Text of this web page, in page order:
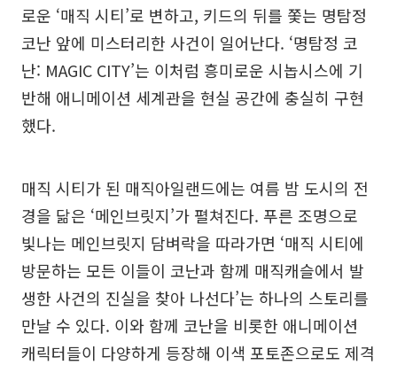
로운 ‘매직 시티’로 변하고, 키드의 뒤를 쫓는 명탐정
코난 앞에 미스터리한 사건이 일어난다. ‘명탐정 코
난: MAGIC CITY’는 이처럼 흥미로운 시놉시스에 기
반해 애니메이션 세계관을 현실 공간에 충실히 구현
했다.
매직 시티가 된 매직아일랜드에는 여름 밤 도시의 전
경을 닮은 ‘메인브릿지’가 펼쳐진다. 푸른 조명으로
빛나는 메인브릿지 담벼락을 따라가면 ‘매직 시티에
방문하는 모든 이들이 코난과 함께 매직캐슬에서 발
생한 사건의 진실을 찾아 나선다’는 하나의 스토리를
만날 수 있다. 이와 함께 코난을 비롯한 애니메이션
캐릭터들이 다양하게 등장해 이색 포토존으로도 제격